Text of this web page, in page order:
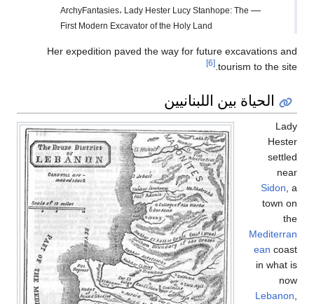
— ArchyFantasies، Lady Hester Lucy Stanhope: The
First Modern Excavator of the Holy Land
Her expedition paved the way for future excavations and
tourism to the site.
[6]
الحياة بين اللبنانيين
Lady
Hester
settled
near
Sidon , a
town on
the
Mediterran
ean coast
in what is
now
Lebanon